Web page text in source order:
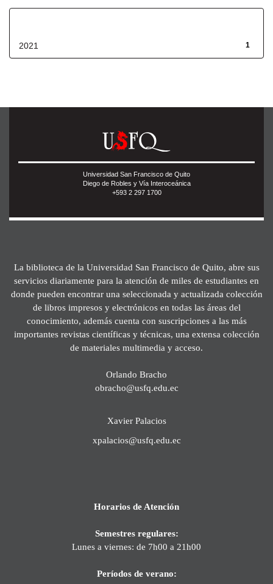
1
2021
Universidad San Francisco de Quito
Diego de Robles y Vía Interoceánica
+593 2 297 1700
La biblioteca de la Universidad San Francisco de Quito, abre sus
servicios diariamente para la atención de miles de estudiantes en
donde pueden encontrar una seleccionada y actualizada colección
de libros impresos y electrónicos en todas las áreas del
conocimiento, además cuenta con suscripciones a las más
importantes revistas científicas y técnicas, una extensa colección
de materiales multimedia y acceso.
Orlando Bracho
obracho@usfq.edu.ec
Xavier Palacios
xpalacios@usfq.edu.ec
Horarios de Atención
Semestres regulares:
Lunes a viernes: de 7h00 a 21h00
Períodos de verano: